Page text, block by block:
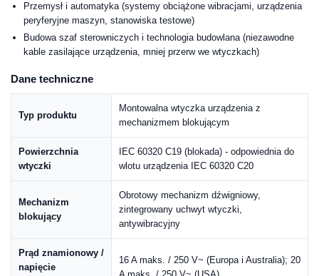
Przemysł i automatyka (systemy obciążone wibracjami, urządzenia
peryferyjne maszyn, stanowiska testowe)
Budowa szaf sterowniczych i technologia budowlana (niezawodne
kable zasilające urządzenia, mniej przerw we wtyczkach)
Dane techniczne
Typ produktu
Montowalna wtyczka urządzenia z
mechanizmem blokującym
Powierzchnia
wtyczki
IEC 60320 C19 (blokada) - odpowiednia do
wlotu urządzenia IEC 60320 C20
Mechanizm
blokujący
Obrotowy mechanizm dźwigniowy,
zintegrowany uchwyt wtyczki,
antywibracyjny
Prąd znamionowy /
napięcie
16 A maks. / 250 V~ (Europa i Australia); 20